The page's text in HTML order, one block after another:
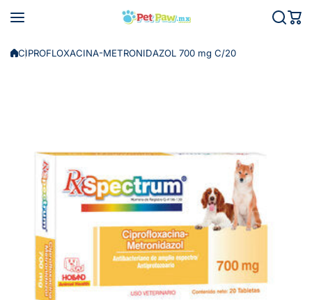
CIPROFLOXACINA-METRONIDAZOL 700 mg C/20